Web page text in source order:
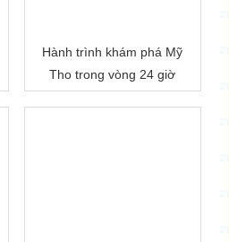
Hành trình khám phá Mỹ
Tho trong vòng 24 giờ